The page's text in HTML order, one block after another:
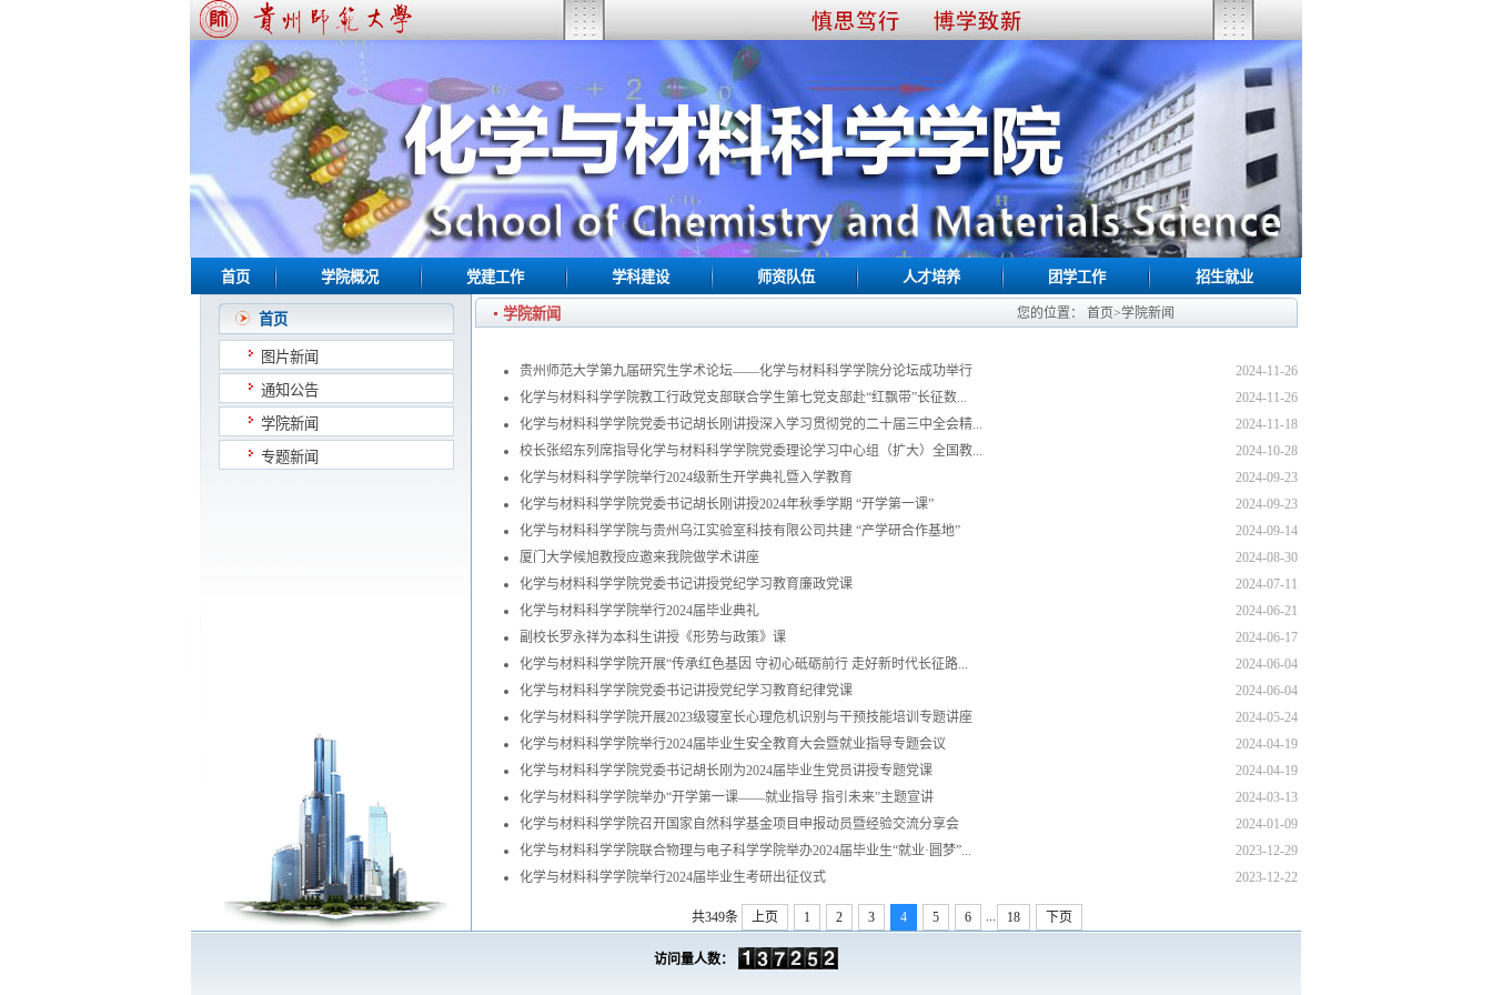
首页 学院概况 党建工作 学科建设 师资队伍 人才培养 团学工作 招生就业
首页
图片新闻
通知公告
学院新闻
专题新闻
学院新闻 您的位置： 首页>学院新闻
贵州师范大学第九届研究生学术论坛——化学与材料科学学院分论坛成功举行
2024-11-26
化学与材料科学学院教工行政党支部联合学生第七党支部赴“红飘带”长征数...
2024-11-26
化学与材料科学学院党委书记胡长刚讲授深入学习贯彻党的二十届三中全会精...
2024-11-18
校长张绍东列席指导化学与材料科学学院党委理论学习中心组（扩大）全国教...
2024-10-28
化学与材料科学学院举行2024级新生开学典礼暨入学教育
2024-09-23
化学与材料科学学院党委书记胡长刚讲授2024年秋季学期 “开学第一课”
2024-09-23
化学与材料科学学院与贵州乌江实验室科技有限公司共建 “产学研合作基地”
2024-09-14
厦门大学候旭教授应邀来我院做学术讲座
2024-08-30
化学与材料科学学院党委书记讲授党纪学习教育廉政党课
2024-07-11
化学与材料科学学院举行2024届毕业典礼
2024-06-21
副校长罗永祥为本科生讲授《形势与政策》课
2024-06-17
化学与材料科学学院开展“传承红色基因 守初心砥砺前行 走好新时代长征路...
2024-06-04
化学与材料科学学院党委书记讲授党纪学习教育纪律党课
2024-06-04
化学与材料科学学院开展2023级寝室长心理危机识别与干预技能培训专题讲座
2024-05-24
化学与材料科学学院举行2024届毕业生安全教育大会暨就业指导专题会议
2024-04-19
化学与材料科学学院党委书记胡长刚为2024届毕业生党员讲授专题党课
2024-04-19
化学与材料科学学院举办“开学第一课——就业指导 指引未来”主题宣讲
2024-03-13
化学与材料科学学院召开国家自然科学基金项目申报动员暨经验交流分享会
2024-01-09
化学与材料科学学院联合物理与电子科学学院举办2024届毕业生“就业·圆梦”...
2023-12-29
化学与材料科学学院举行2024届毕业生考研出征仪式
2023-12-22
共349条 上页 1 2 3 4 5 6 18 下页
访问量人数：